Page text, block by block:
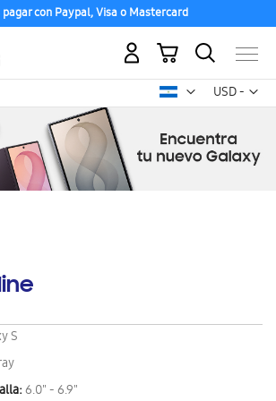
pagar con Paypal, Visa o Mastercard
USD -
dólar
Mi carrito
S
6.0" - 6.9"